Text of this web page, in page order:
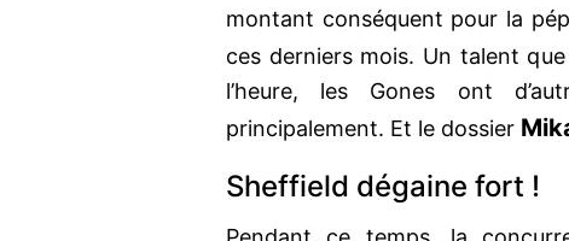
montant conséquent pour la
ces derniers mois. Un talent que
l’heure, les Gones ont
principalement. Et le dossier
Sheffield dégaine fort !